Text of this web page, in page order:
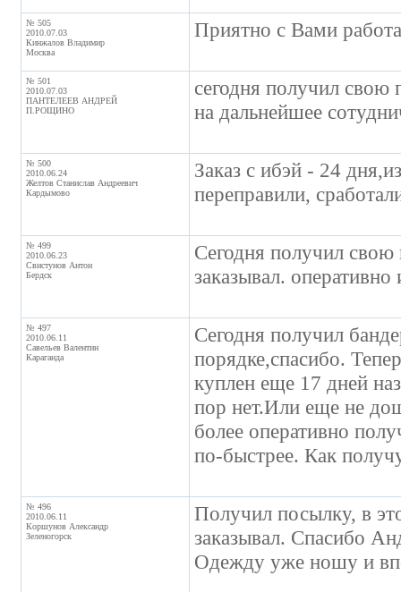
№ 505
2010.07.03
Кинжалов Владимир
Москва
Приятно с Вами
№ 501
2010.07.03
ПАНТЕЛЕЕВ АНДРЕЙ
П.РОЩИНО
сегодня получил свою
на дальнейшее
№ 500
2010.06.24
Желтов Станислав Андреевич
Кардымово
Заказ с ибэй - 24
переправили,
№ 499
2010.06.23
Свистунов Антон
Бердск
Сегодня получил свою
заказывал.
№ 497
2010.06.11
Савельев Валентин
Караганда
Сегодня получил
порядке,спасибо.
куплен еще 17 дней
пор нет.Или еще не
более оперативно
по-быстрее. Как
№ 496
2010.06.11
Коршунов Александр
Зеленогорск
Получил посылку, в
заказывал. Спасибо
Одежду уже ношу и